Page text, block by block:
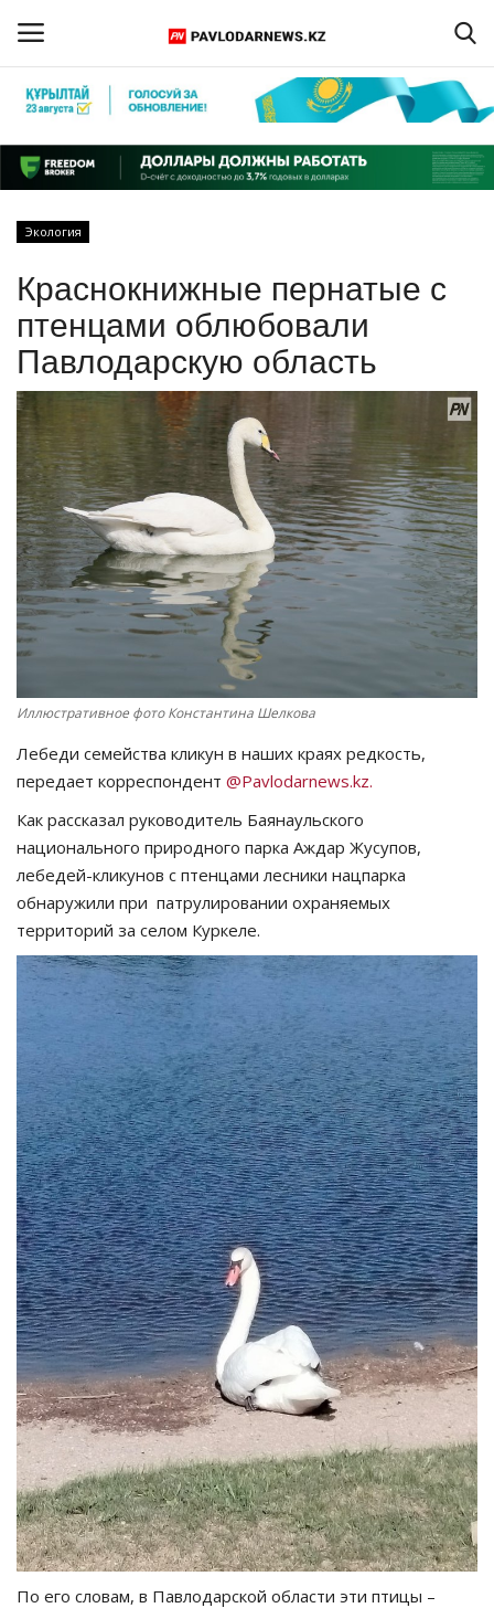
Регистрация
Главная
ПАВЛОДАРСКАЯ ОБЛАСТЬ
КАЗАХСТАН
МИР
СПЕЦПРОЕКТЫ
СПОРТ
Чек-лист
РАЗВЛЕЧЕНИЯ
OFFICIAL
Курултай
Язык
Қазақша Русский
Экология
Краснокнижные пернатые с
птенцами облюбовали
Павлодарскую область
Иллюстративное фото Константина Шелкова
Лебеди семейства кликун в наших краях редкость,
передает корреспондент @Pavlodarnews.kz.
Как рассказал руководитель Баянаульского
национального природного парка Аждар Жусупов,
лебедей-кликунов с птенцами лесники нацпарка
обнаружили при патрулировании охраняемых
территорий за селом Куркеле.
По его словам, в Павлодарской области эти птицы –